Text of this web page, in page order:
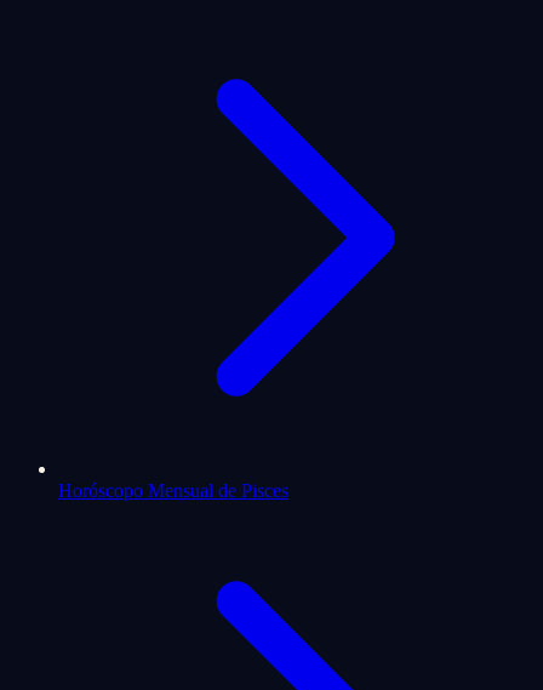
Horóscopo Mensual de Pisces